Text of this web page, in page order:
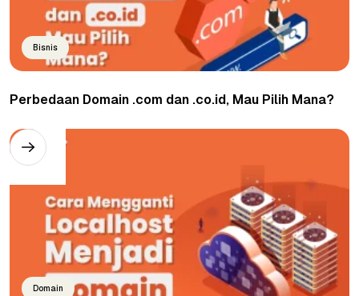
Bisnis
Perbedaan Domain .com dan .co.id, Mau Pilih Mana?
Domain